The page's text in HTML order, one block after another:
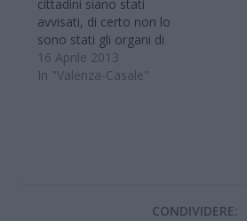
cittadini siano stati
avvisati, di certo non lo
sono stati gli organi di
informazione, peché
non solo il nostro
16 Aprile 2013
In "Valenza-Casale"
CONDIVIDERE: